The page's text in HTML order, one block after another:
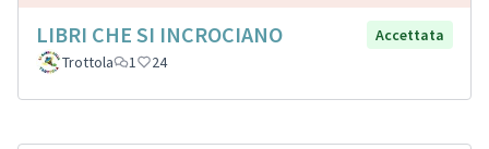
LIBRI CHE SI INCROCIANO
Accettata
Trottola
1 24